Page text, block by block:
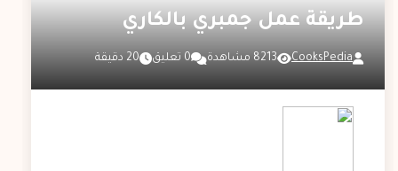
طريقة عمل جمبري بالكاري
CooksPedia 8213 مشاهدة 0 تعليق 20 دقيقة